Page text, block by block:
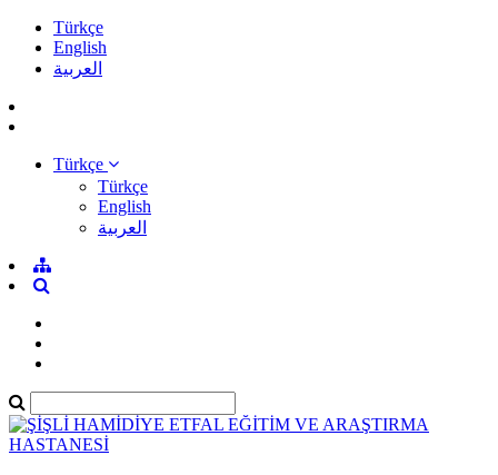
Türkçe
English
العربية
Türkçe
Türkçe
English
العربية